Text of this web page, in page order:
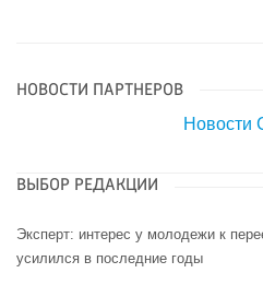
НОВОСТИ ПАРТНЕРОВ
Новости
ВЫБОР РЕДАКЦИИ
Эксперт: интерес у молодежи к
усилился в последние годы